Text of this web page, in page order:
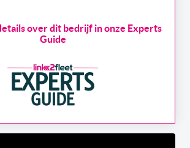
over dit bedrijf in onze Experts
Guide